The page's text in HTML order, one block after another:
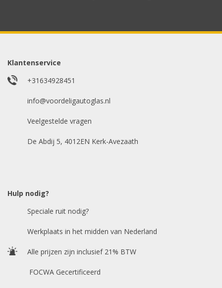
Bouwjaar *
Chasis / VIN nummer
E-mailadres *
Klantenservice
+31634928451
info@voordeligautoglas.nl
Veelgestelde vragen
De Abdij 5, 4012EN Kerk-Avezaath
Hulp nodig?
Speciale ruit nodig?
Werkplaats in het midden van Nederland
Alle prijzen zijn inclusief 21% BTW
FOCWA Gecertificeerd